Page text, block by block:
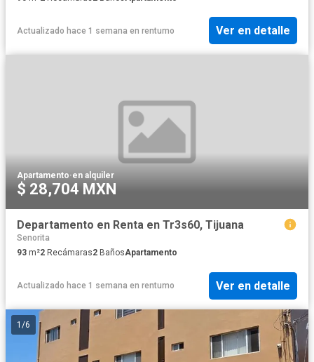
Actualizado hace 1 semana en rentumo Ver en detalle
Apartamento·en alquiler
$ 28,704 MXN
Departamento en Renta en Tr3s60, Tijuana
Senorita
93 m²2 Recámaras2 BañosApartamento
Actualizado hace 1 semana en rentumo Ver en detalle
1 /6